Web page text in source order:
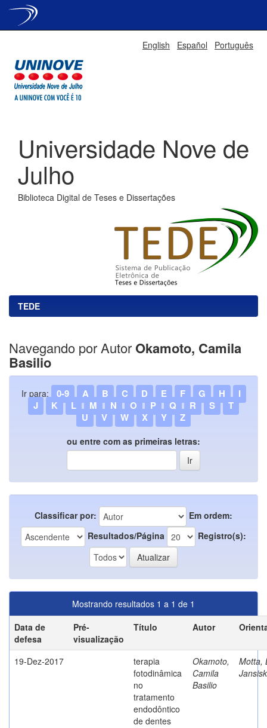
English Español Português
Universidade Nove de
Julho
Biblioteca Digital de Teses e Dissertações
TEDE
Navegando por Autor Okamoto, Camila
Basilio
Ir para: 0-9 A B C D E F G H
I
J
K L M N O P Q R S
T
U
V W X Y Z
ou entre com as primeiras letras:
Classificar por:
Em ordem:
Resultados/Página
Registro(s):
Mostrando resultados 1 a 1 de 1
Data de
defesa
Pré-
visualização
Título Autor
19-Dez-2017
terapia
fotodinâmica
no
tratamento
endodôntico
de dentes
Okamoto,
Camila
Basilio
Motta,